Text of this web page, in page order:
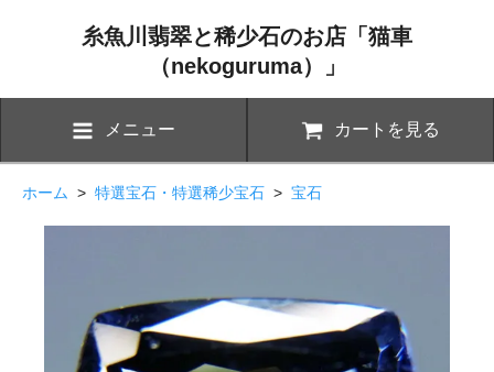
糸魚川翡翠と稀少石のお店「猫車
（nekoguruma）」
メニュー カートを見る
ホーム > 特選宝石・特選稀少宝石 > 宝石